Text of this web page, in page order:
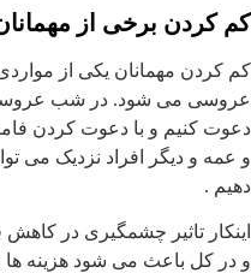
کم کردن برخی از
کم کردن مهمانان یکی از
عروسی می شود. در شب عروسی
دعوت کنیم و با دعوت کردن
و عمه و دیگر افراد نزدیک می
دهیم .
اینکار تاثیر چشمگیری در
و در کل باعث می شود هزینه